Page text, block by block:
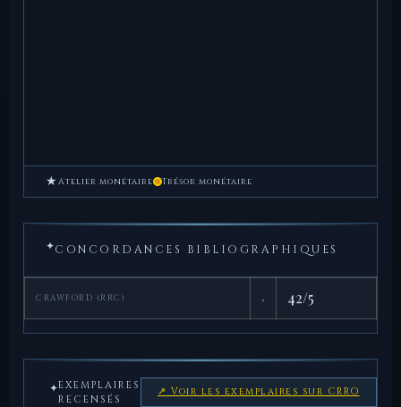
★ Atelier monétaire Trésor monétaire
✦CONCORDANCES BIBLIOGRAPHIQUES
CRAWFORD (RRC) · 42/5
✦EXEMPLAIRES
RECENSÉS
↗ Voir les exemplaires sur CRRO